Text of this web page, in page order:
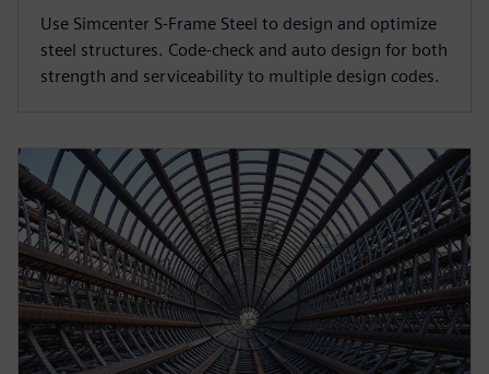
Use Simcenter S-Frame Steel to design and optimize
steel structures. Code-check and auto design for both
strength and serviceability to multiple design codes.